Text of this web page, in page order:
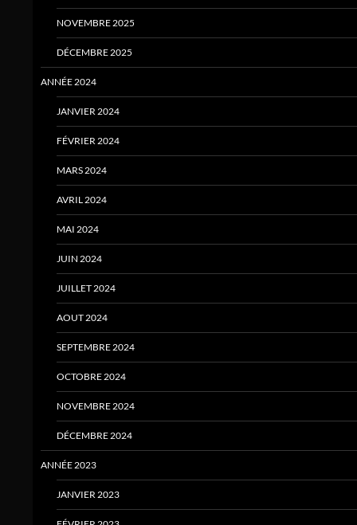
NOVEMBRE 2025
DÉCEMBRE 2025
ANNÉE 2024
JANVIER 2024
FÉVRIER 2024
MARS 2024
AVRIL 2024
MAI 2024
JUIN 2024
JUILLET 2024
AOUT 2024
SEPTEMBRE 2024
OCTOBRE 2024
NOVEMBRE 2024
DÉCEMBRE 2024
ANNÉE 2023
JANVIER 2023